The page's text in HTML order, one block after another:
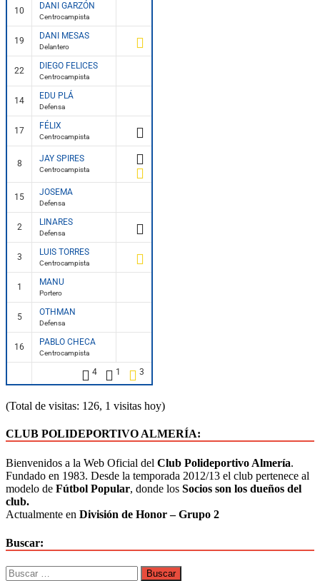
10 DANI GARZÓN
Centrocampista
19 DANI MESAS
Delantero
22 DIEGO FELICES
Centrocampista
14 EDU PLÁ
Defensa
17 FÉLIX
Centrocampista
8 JAY SPIRES
Centrocampista
15 JOSEMA
Defensa
2 LINARES
Defensa
3 LUIS TORRES
Centrocampista
1 MANU
Portero
5 OTHMAN
Defensa
16 PABLO CHECA
Centrocampista
4 1 3
(Total de visitas: 126, 1 visitas hoy)
CLUB POLIDEPORTIVO ALMERÍA:
Bienvenidos a la Web Oficial del Club Polideportivo Almería.
Fundado en 1983. Desde la temporada 2012/13 el club pertenece al
modelo de Fútbol Popular, donde los Socios son los dueños del
club.
Actualmente en División de Honor – Grupo 2
Buscar: